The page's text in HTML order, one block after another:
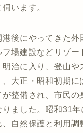
います。
後にやってきた外
場建設などリゾー
治に入り、登山や
大正・昭和初期に
整備され、市民の
ました。昭和31
自然保護と利用調